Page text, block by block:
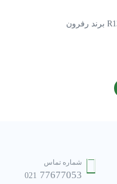
شماره تماس
021 77677053